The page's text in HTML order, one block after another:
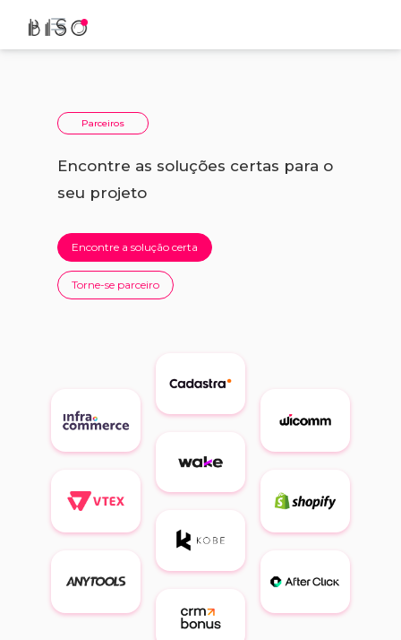
Parceiros
Encontre as soluções certas para o
seu projeto
Encontre a solução certa
Torne-se parceiro